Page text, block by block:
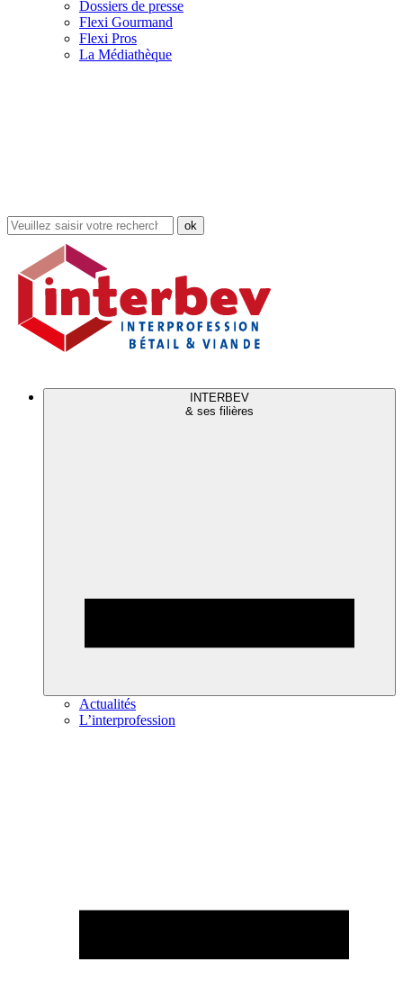
Dossiers de presse
Flexi Gourmand
Flexi Pros
La Médiathèque
Rechercher
dans
site
INTERBEV
& ses filières
Actualités
L’interprofession